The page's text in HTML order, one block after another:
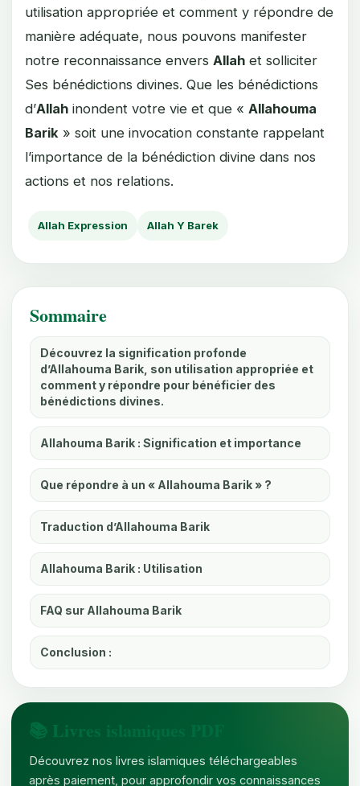
utilisation appropriée et comment y répondre de
manière adéquate, nous pouvons manifester
notre reconnaissance envers Allah et solliciter
Ses bénédictions divines. Que les bénédictions
d’Allah inondent votre vie et que « Allahouma
Barik » soit une invocation constante rappelant
l’importance de la bénédiction divine dans nos
actions et nos relations.
Allah Expression Allah Y Barek
Sommaire
Découvrez la signification profonde
d’Allahouma Barik, son utilisation appropriée et
comment y répondre pour bénéficier des
bénédictions divines.
Allahouma Barik : Signification et importance
Que répondre à un « Allahouma Barik » ?
Traduction d’Allahouma Barik
Allahouma Barik : Utilisation
FAQ sur Allahouma Barik
Conclusion :
📚 Livres islamiques PDF
Découvrez nos livres islamiques téléchargeables
après paiement, pour approfondir vos connaissances